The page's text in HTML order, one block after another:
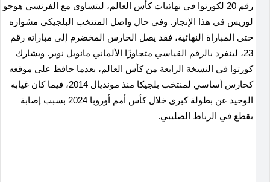
رقم 20 لكورتوا في نهائيات كأس العالم، ليتساوى مع الفرنسي هوجو
لوريس في هذا الإنجاز. وفي حال واصل المنتخب البلجيكي مشواره
حتى المباراة النهائية، فقد يصل الحارس المخضرم إلى مباراته رقم
23، لينفرد بالرقم القياسي متجاوزًا الألماني مانويل نوير
. ويشارك
كورتوا في النسخة الرابعة من كأس العالم، بعدما حافظ على موقعه
كحارس أساسي لمنتخب بلجيكا منذ مونديال 2014، فيما كان غيابه
الوحيد عن بطولة كبرى خلال كأس أمم أوروبا 2024 بسبب إصابة
بقطع في الرباط الصليبي.